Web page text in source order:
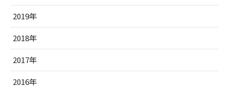
2019年
2018年
2017年
2016年